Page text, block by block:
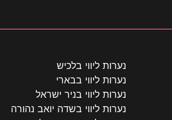
נערות ליווי בלכיש
נערות ליווי בבארי
נערות ליווי בניר ישראל
נערות ליווי בשדה יואב נהורה